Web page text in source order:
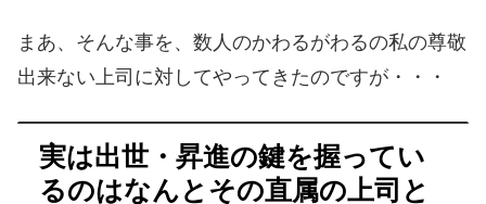
まあ、そんな事を、数人のかわるがわるの私の尊敬
出来ない上司に対してやってきたのですが・・・
実は出世・昇進の鍵を握ってい
るのはなんとその直属の上司と